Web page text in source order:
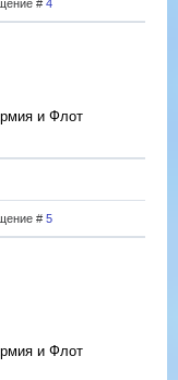
# 4
и Флот
# 5
и Флот